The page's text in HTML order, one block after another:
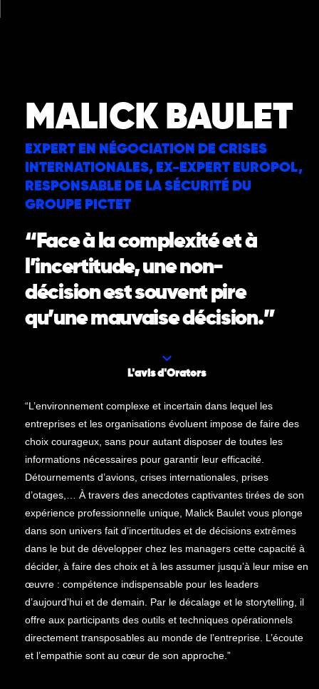
MALICK BAULET
EXPERT EN NÉGOCIATION DE CRISES
INTERNATIONALES, EX-EXPERT EUROPOL,
RESPONSABLE DE LA SÉCURITÉ DU
GROUPE PICTET
“Face à la complexité et à
l’incertitude, une non-
décision est souvent pire
qu’une mauvaise décision.”
L'avis d'Orators
“L’environnement complexe et incertain dans lequel les
entreprises et les organisations évoluent impose de faire des
choix courageux, sans pour autant disposer de toutes les
informations nécessaires pour garantir leur efficacité.
Détournements d’avions, crises internationales, prises
d’otages,… À travers des anecdotes captivantes tirées de son
expérience professionnelle unique, Malick Baulet vous plonge
dans son univers fait d’incertitudes et de décisions extrêmes
dans le but de développer chez les managers cette capacité à
décider, à faire des choix et à les assumer jusqu’à leur mise en
œuvre : compétence indispensable pour les leaders
d’aujourd’hui et de demain. Par le décalage et le storytelling, il
offre aux participants des outils et techniques opérationnels
directement transposables au monde de l’entreprise. L’écoute
et l’empathie sont au cœur de son approche.”